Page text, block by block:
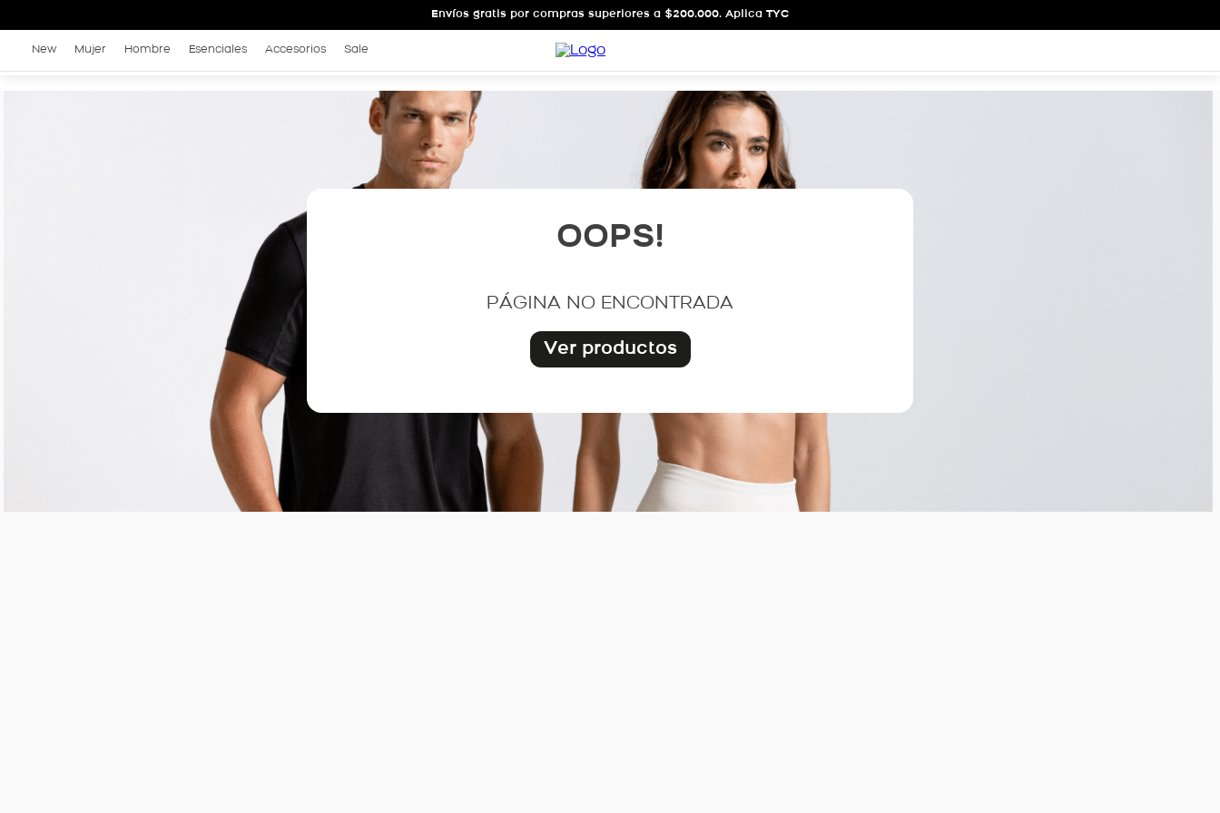
Envíos gratis por compras superiores a $200.000. Aplica TYC
New Mujer Hombre Esenciales Accesorios Sale
OOPS!
PÁGINA NO ENCONTRADA
Ver productos